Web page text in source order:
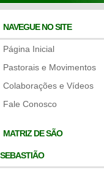
NAVEGUE NO SITE
Página Inicial
Pastorais e Movimentos
Colaborações e Vídeos
Fale Conosco
MATRIZ DE SÃO
SEBASTIÃO